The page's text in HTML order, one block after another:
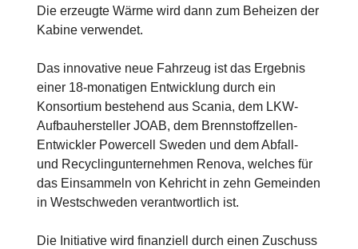
Die erzeugte Wärme wird dann zum Beheizen der
Kabine verwendet.
Das innovative neue Fahrzeug ist das Ergebnis
einer 18-monatigen Entwicklung durch ein
Konsortium bestehend aus Scania, dem LKW-
Aufbauhersteller JOAB, dem Brennstoffzellen-
Entwickler Powercell Sweden und dem Abfall-
und Recyclingunternehmen Renova, welches für
das Einsammeln von Kehricht in zehn Gemeinden
in Westschweden verantwortlich ist.
Die Initiative wird finanziell durch einen Zuschuss